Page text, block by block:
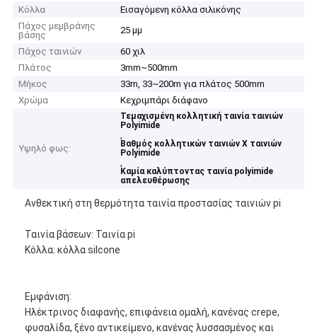
Κόλλα
Εισαγόμενη κόλλα σιλικόνης
Πάχος μεμβράνης
βάσης
25 μμ
Πάχος ταινιών
60 χιλ
Πλάτος
3mm~500mm
Μήκος
33m, 33~200m για πλάτος 500mm
Χρώμα
Κεχριμπάρι διάφανο
Υψηλό φως:
Τεμαχισμένη κολλητική ταινία ταινιών
Polyimide
,
Βαθμός κολλητικών ταινιών Χ ταινιών
Polyimide
,
Καμία καλύπτοντας ταινία polyimide
απελευθέρωσης
Ανθεκτική στη θερμότητα ταινία προστασίας ταινιών pi
Ταινία βάσεων: Ταινία pi
Κόλλα: κόλλα silcone
Εμφάνιση:
Ηλέκτρινος διαφανής, επιφάνεια ομαλή, κανένας crepe,
φυσαλίδα, ξένο αντικείμενο, κανένας λυσσασμένος και